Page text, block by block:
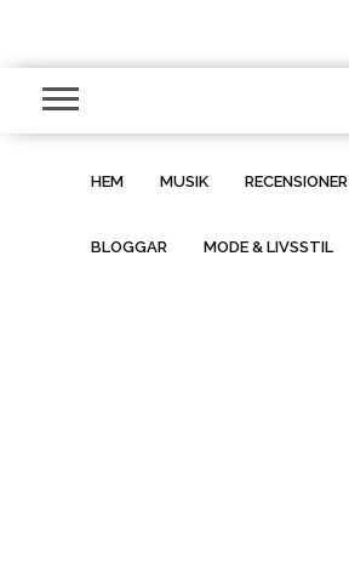
HEM MUSIK RECENSIONER
BLOGGAR MODE & LIVSSTIL